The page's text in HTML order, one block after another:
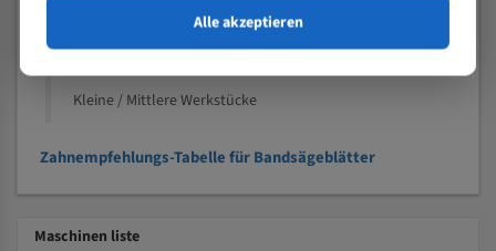
Speziell entwickelt für Profile / Rohre
Kleine und mittlere Profile / Kleine Durchmesser
Kleine / Mittlere Werkstücke
Zahnempfehlungs-Tabelle für Bandsägeblätter
Maschinen liste
Alle akzeptieren